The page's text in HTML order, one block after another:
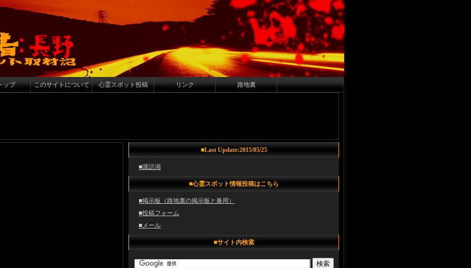
ップ このサイトについて 心霊スポット投稿 リンク 路地裏
■Last Update:2015/05/25
■諏訪湖
■心霊スポット情報投稿はこちら
■掲示板（路地裏の掲示板と兼用）
■投稿フォーム
■メール
■サイト内検索